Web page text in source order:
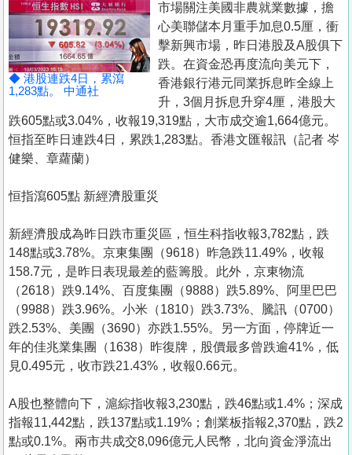
置
業
手
冊
關
於
我
們
◆ 港股連跌4日，累瀉
1,283點。 中通社
市場關注美國非農就業數據，擔
心美聯儲本月重手加息0.5厘，衝
擊新興市場，昨日港股及A股俱下
跌。在資金恐再度流向美元下，
香港銀行港元同業拆息昨全線上
升，3個月拆息升穿4厘，港股大
跌605點或3.04%，收報19,319點，大市成交逾1,664億元。
恒指至昨日連跌4日，累跌1,283點。香港文匯報訊（記者 岑
健樂、章蘿蘭）
恒指瀉605點 新經濟股重災
新經濟股成為昨日跌市重災區，恒生科指收報3,782點，跌
148點或3.78%。京東集團（9618）昨急跌11.49%，收報
158.7元，是昨日表現最差的藍籌股。此外，京東物流
（2618）跌9.14%、百度集團（9888）跌5.89%、阿里巴巴
（9988）跌3.96%。小米（1810）跌3.73%、騰訊（0700）
跌2.53%、美團（3690）亦跌1.55%。另一方面，停牌近一
年的佳兆業集團（1638）昨復牌，股價最多曾跌逾41%，低
見0.495元，收市跌21.43%，收報0.66元。
A股也整體向下，滬綜指收報3,230點，跌46點或1.4%；深成
指報11,442點，跌137點或1.19%；創業板指報2,370點，跌2
點或0.1%。兩市共成交8,096億元人民幣，北向資金淨流出